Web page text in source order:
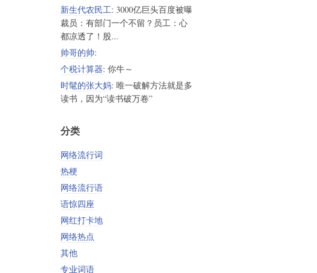
新生代农民工: 3000亿巨头百度被曝
裁员：有部门一个不留？员工：心
都凉透了！股...
帅哥的帅:
个税计算器: 你牛～
时髦的张大妈: 唯一破解方法就是多
读书，因为“读书破万卷”
分类
网络流行词
热梗
网络流行语
语惊四座
网红打卡地
网络热点
其他
专业词语